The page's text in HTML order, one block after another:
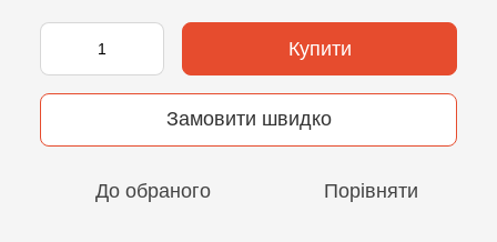
Купити
Замовити швидко
До обраного Порівняти